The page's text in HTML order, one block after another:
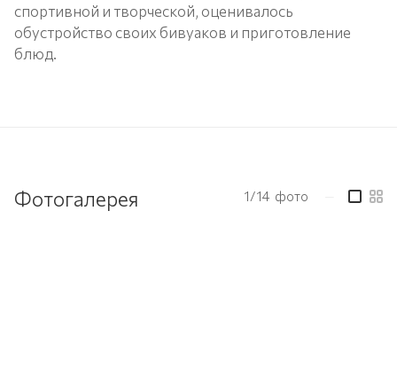
спортивной и творческой, оценивалось
обустройство своих бивуаков и приготовление
блюд.
Фотогалерея 1/14 фото